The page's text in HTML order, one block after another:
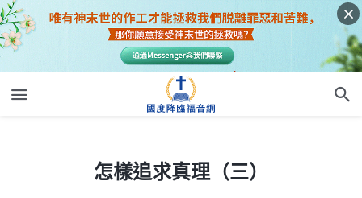
怎樣追求真理（三）